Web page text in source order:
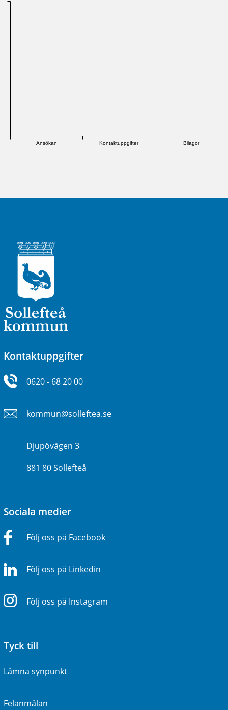
Ansökan Kontaktuppgifter Bilagor
Kontaktuppgifter
0620 - 68 20 00
kommun@solleftea.se
Djupövägen 3
881 80 Sollefteå
Sociala medier
Följ oss på Facebook
Följ oss på Linkedin
Följ oss på Instagram
Tyck till
Lämna synpunkt
Felanmälan